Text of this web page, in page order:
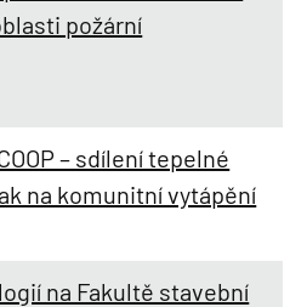
požární
– sdílení tepelné
na komunitní vytápění
na Fakultě stavební